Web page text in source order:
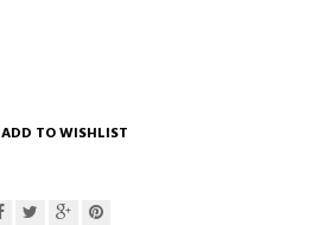
ADD TO WISHLIST